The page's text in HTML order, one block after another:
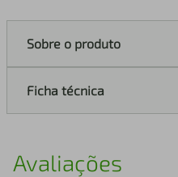
Sobre o produto
Ficha técnica
Avaliações